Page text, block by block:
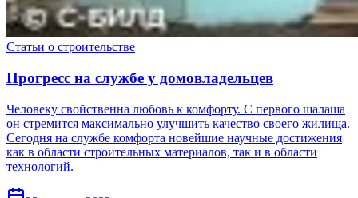
Статьи о строительстве
Прогресс на службе у домовладельцев
Человеку свойственна любовь к комфорту. С первого шалаша
он стремится максимально улучшить качество своего жилища.
Сегодня на службе комфорта новейшие научные достижения
как в области строительных материалов, так и в области
технологий.